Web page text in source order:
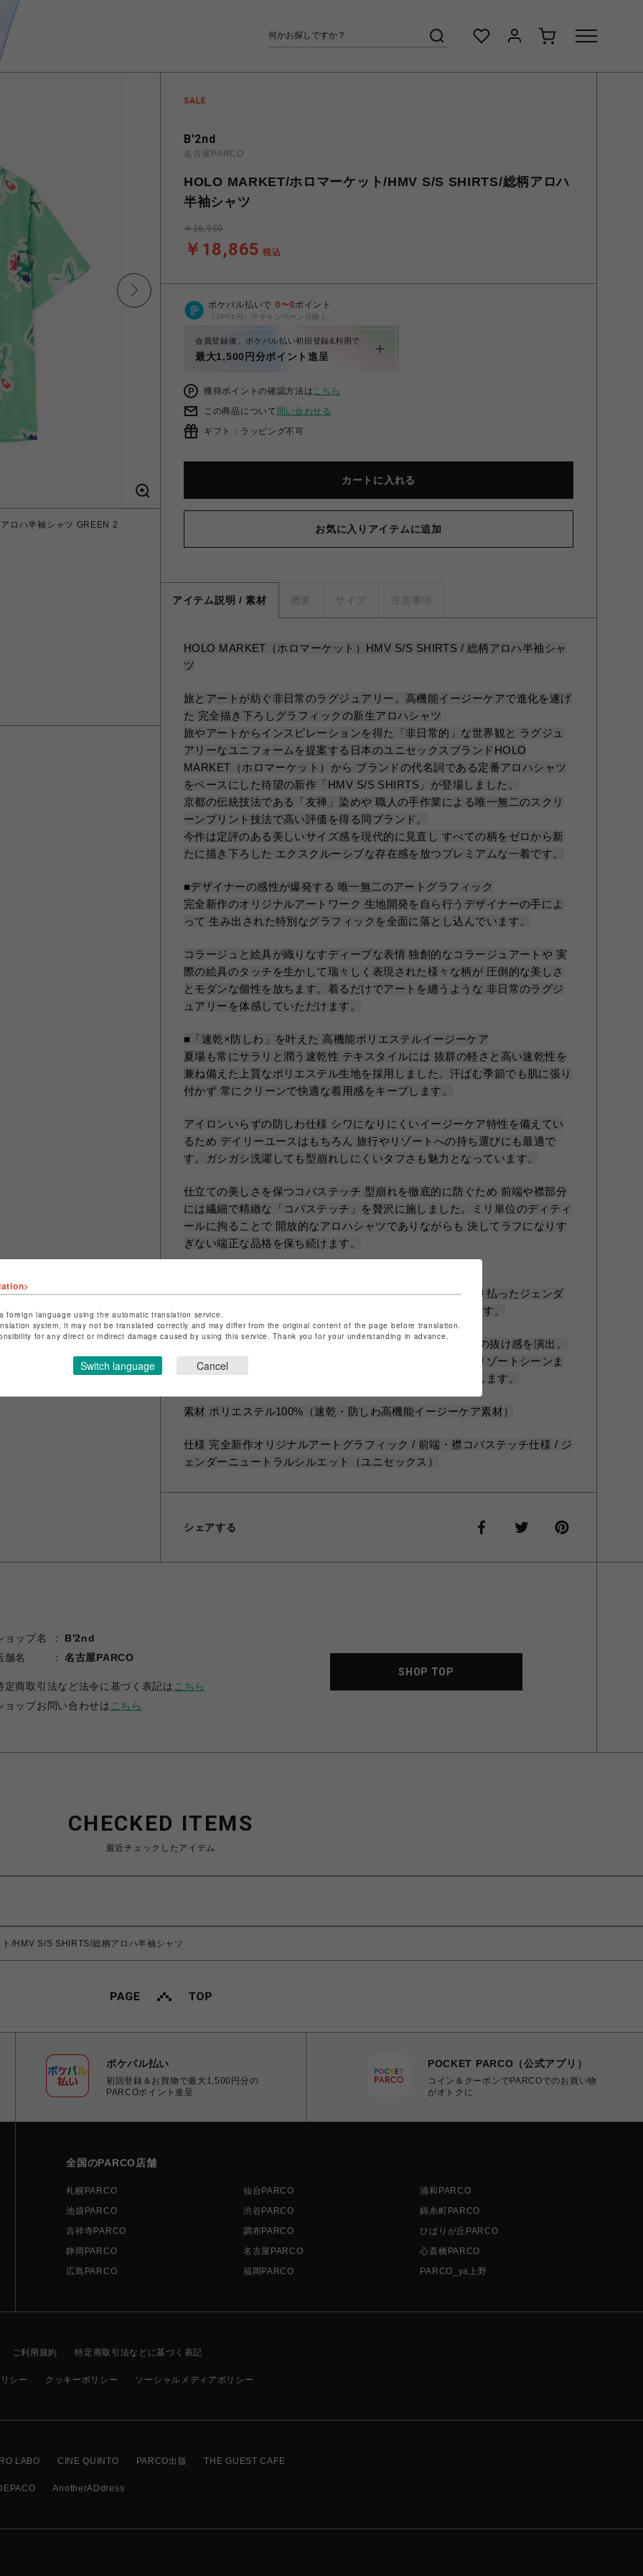
ロハ半袖シャツ GREEN 2
B'2nd
名古屋PARCO
HOLO MARKET/ホロマーケット/HMV S/S SHIRTS/総柄アロハ
半袖シャツ
￥18,865 税込
￥26,950
ポケパル払いで 0〜0ポイント
（1P=1円）※キャンペーン分除く
会員登録後、ポケパル払い初回登録&利用で
最大1,500円分ポイント進呈
獲得ポイントの確認方法はこちら
この商品について 問い合わせる
ギフト：ラッピング不可
カートに入れる
お気に入りアイテムに追加
アイテム説明 / 素材 概要 サイズ 注意事項
HOLO MARKET（ホロマーケット）HMV S/S SHIRTS / 総柄アロハ半袖シャ
ツ
旅とアートが紡ぐ非日常のラグジュアリー。高機能イージーケアで進化を遂げ
た 完全描き下ろしグラフィックの新生アロハシャツ
旅やアートからインスピレーションを得た「非日常的」な世界観と ラグジュ
アリーなユニフォームを提案する日本のユニセックスブランドHOLO
MARKET（ホロマーケット）から ブランドの代名詞である定番アロハシャツ
をベースにした待望の新作「HMV S/S SHIRTS」が登場しました。
京都の伝統技法である「友禅」染めや 職人の手作業による唯一無二のスクリ
ーンプリント技法で高い評価を得る同ブランド。
今作は定評のある美しいサイズ感を現代的に見直し すべての柄をゼロから新
たに描き下ろした エクスクルーシブな存在感を放つプレミアムな一着です。
■デザイナーの感性が爆発する 唯一無二のアートグラフィック
完全新作のオリジナルアートワーク 生地開発を自ら行うデザイナーの手によ
って 生み出された特別なグラフィックを全面に落とし込んでいます。
コラージュと絵具が織りなすディープな表情 独創的なコラージュアートや 実
際の絵具のタッチを生かして瑞々しく表現された様々な柄が 圧倒的な美しさ
とモダンな個性を放ちます。着るだけでアートを纏うような 非日常のラグジ
ュアリーを体感していただけます。
■「速乾×防しわ」を叶えた 高機能ポリエステルイージーケア
夏場も常にサラリと潤う速乾性 テキスタイルには 抜群の軽さと高い速乾性を
兼ね備えた上質なポリエステル生地を採用しました。汗ばむ季節でも肌に張り
付かず 常にクリーンで快適な着用感をキープします。
アイロンいらずの防しわ仕様 シワになりにくいイージーケア特性を備えてい
るため デイリーユースはもちろん 旅行やリゾートへの持ち運びにも最適で
す。ガシガシ洗濯しても型崩れしにくいタフさも魅力となっています。
仕立ての美しさを保つコバステッチ 型崩れを徹底的に防ぐため 前端や襟部分
には繊細で精緻な「コバステッチ」を贅沢に施しました。ミリ単位のディティ
ールに拘ることで 開放的なアロハシャツでありながらも 決してラフになりす
ぎない端正な品格を保ち続けます。
誰もが美しく着こなせるユニセックス設計 性別の垣根を取り払ったジェンダ
ーニュートラルなリラックスシルエットに仕立てられています。
抜群の着回し力と存在感 肩を落とした程よいゆとりが 大人の抜け感を演出。
シンプルなスラックスやデニムと合わせるだけで 街着からリゾートシーンま
で 圧倒的な個性を放つ主役級のスタイリングが即座に完成します。
素材 ポリエステル100%（速乾・防しわ高機能イージーケア素材）
仕様 完全新作オリジナルアートグラフィック / 前端・襟コバステッチ仕様 / ジ
ェンダーニュートラルシルエット（ユニセックス）
シェアする
ョップ名
B'2nd
舗名
名古屋PARCO
定商取引法など法令に基づく表記は こちら
ョップお問い合わせは こちら
SHOP TOP
CHECKED ITEMS
最近チェックしたアイテム
/HMV S/S SHIRTS/総柄アロハ半袖シャツ
ポケパル払い
初回登録＆お買物で最大1,500円分の
PARCOポイント進呈
POCKET PARCO（公式アプリ）
コイン＆クーポンでPARCOでのお買い物
がオトクに
全国のPARCO店舗
札幌PARCO 仙台PARCO
浦和PARCO
池袋PARCO
渋谷PARCO
錦糸町PARCO
吉祥寺PARCO
調布PARCO
ひばりが丘PARCO
静岡PARCO
名古屋PARCO
心斎橋PARCO
広島PARCO
福岡PARCO PARCO_ya上野
ご利用規約 特定商取引法などに基づく表記
シー クッキーポリシー ソーシャルメディアポリシー
LABO CINE QUINTO PARCO出版 THE GUEST CAFE
AnotherADdress
foreign language using the automatic translation service.
system, it may not be translated correctly and may differ from the original content of the page before translation.
for any direct or indirect damage caused by using this service. Thank you for your understanding in advance.
Switch language Cancel